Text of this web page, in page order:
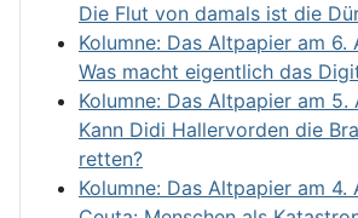
Die Flut von damals ist die
Kolumne: Das Altpapier am 6.
Was macht eigentlich das
Kolumne: Das Altpapier am
Kann Didi Hallervorden die
retten?
Kolumne: Das Altpapier am 4.